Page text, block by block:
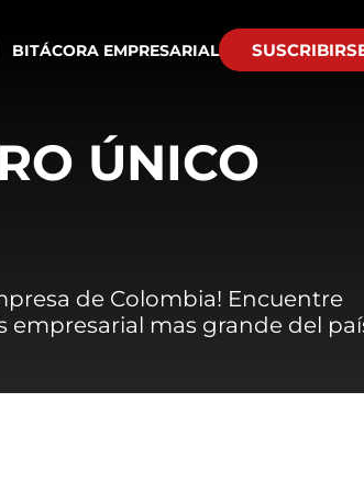
BITÁCORA EMPRESARIAL
ÚNICO
de Colombia! Encuentre
empresarial mas grande del